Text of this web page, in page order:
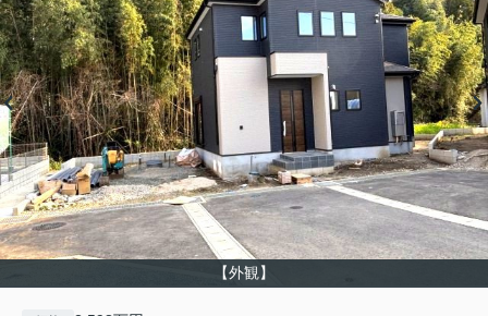
【外観】